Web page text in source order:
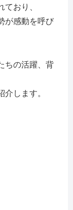
おり、
が感動を呼び
ちの活躍、背
します。